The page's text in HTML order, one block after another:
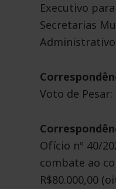
Executivo
Secretarias
Voto de
Ofício nº 40/
combate ao
R$80.000,00